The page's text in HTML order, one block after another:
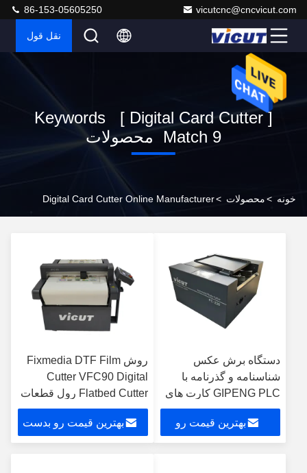
vicutcnc@cncvicut.com
86-153-05605250
نقل قول
Keywords [ Digital Card Cutter ]
Match 9 محصولات
خونه >محصولات >
Digital Card Cutter Online Manufacturer
دستگاه برش عکس
شناسنامه و گذرنامه با
GIPENG PLC کارت های
کسب و کار برش 10s
سرعت برش PC-220بهترین قیمت رو
روش Fixmedia DTF Film
Cutter VFC90 Digital
Flatbed Cutter رول قطعات
خودکار تغذیه
بهترین قیمت رو بدست